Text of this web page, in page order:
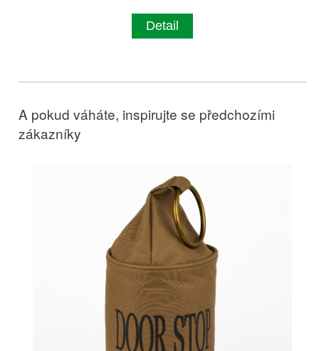
Detail
A pokud váháte, inspirujte se předchozími
zákazníky